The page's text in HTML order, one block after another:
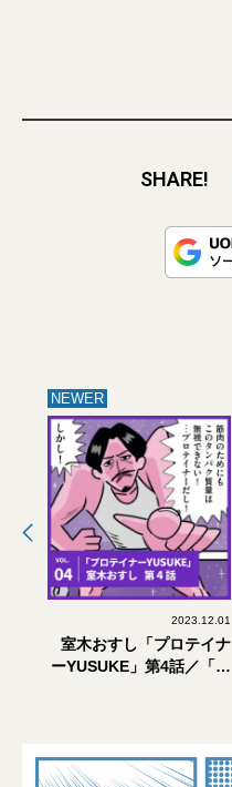
SHARE!
NEWER
2023.12.01
室木おすし「プロテイナ
ーYUSUKE」第4話／「禁